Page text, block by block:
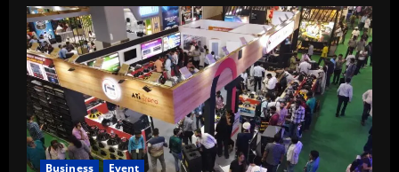
Business Event